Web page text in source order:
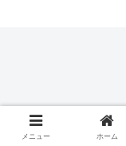
メニュー ホーム